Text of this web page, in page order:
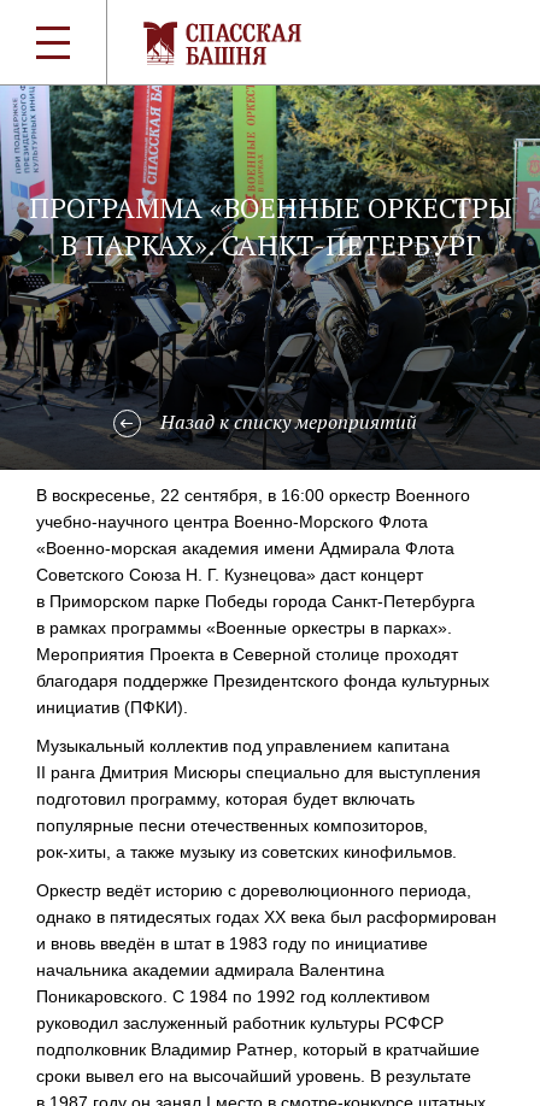
ПРОГРАММА «ВОЕННЫЕ ОРКЕСТРЫ
В ПАРКАХ». САНКТ-ПЕТЕРБУРГ
Назад к списку мероприятий
В воскресенье, 22 сентября, в 16:00 оркестр Военного
учебно-научного центра Военно-Морского Флота
«Военно-морская академия имени Адмирала Флота
Советского Союза Н. Г. Кузнецова» даст концерт
в Приморском парке Победы города Санкт-Петербурга
в рамках программы «Военные оркестры в парках».
Мероприятия Проекта в Северной столице проходят
благодаря поддержке Президентского фонда культурных
инициатив (ПФКИ).
Музыкальный коллектив под управлением капитана
II ранга Дмитрия Мисюры специально для выступления
подготовил программу, которая будет включать
популярные песни отечественных композиторов,
рок-хиты , а также музыку из советских кинофильмов.
Оркестр ведёт историю с дореволюционного периода,
однако в пятидесятых годах XX века был расформирован
и вновь введён в штат в 1983 году по инициативе
начальника академии адмирала Валентина
Поникаровского. С 1984 по 1992 год коллективом
руководил заслуженный работник культуры РСФСР
подполковник Владимир Ратнер, который в кратчайшие
сроки вывел его на высочайший уровень. В результате